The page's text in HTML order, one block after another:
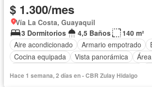
$ 1.300/mes
Vía La Costa, Guayaquil
3 Dormitorios
4,5 Baños
140 m²
Aire acondicionado
Armario empotrado
Cocina equipada
Vista panorámica
Seguridad
Piscina Completamente
Hace 1 semana, 2 días en - CBR Zulay Hidalgo